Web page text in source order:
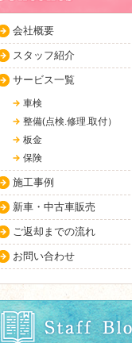
会社概要
スタッフ紹介
サービス一覧
車検
整備(点検.修理.取付）
板金
保険
施工事例
新車・中古車販売
ご返却までの流れ
お問い合わせ